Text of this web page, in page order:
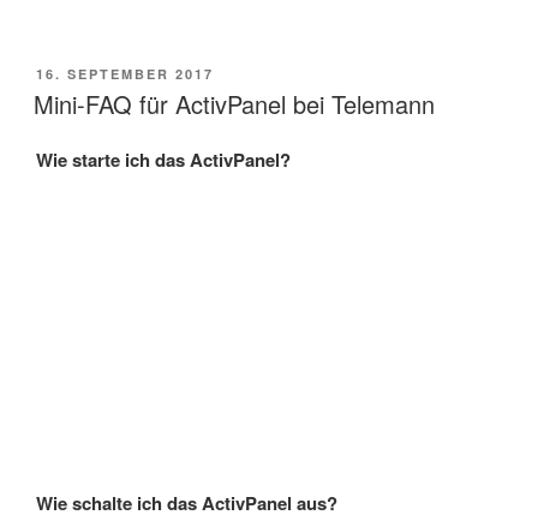
VERÖFFENTLICHT
AM
16. SEPTEMBER 2017
Mini-FAQ für ActivPanel bei Telemann
Wie starte ich das ActivPanel?
Wie schalte ich das ActivPanel aus?